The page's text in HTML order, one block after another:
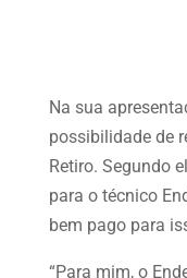
Na sua
possibilidade de
Retiro. Segundo
para o técnico
bem pago para
“Para mim, o